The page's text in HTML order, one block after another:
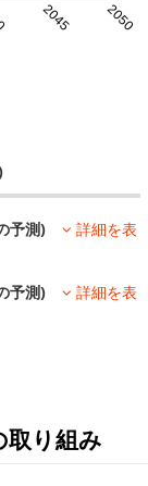
2045 2050
予測)
詳細を表
予測)
詳細を表
取り組み